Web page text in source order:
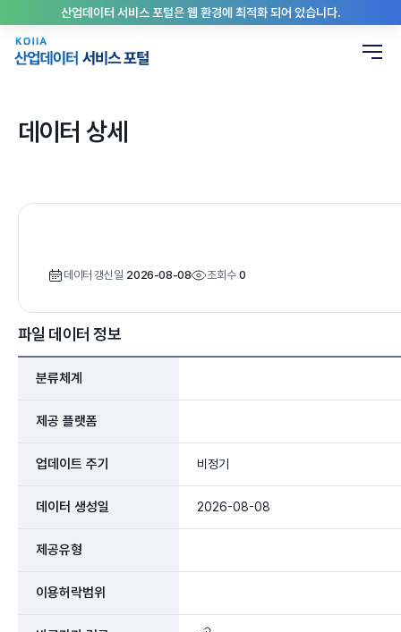
산업데이터 서비스 포털은 웹 환경에 최적화 되어 있습니다.
데이터 상세
데이터 갱신일 2026-08-08 조회수 0
파일 데이터 정보
분류체계
제공 플랫폼
업데이트 주기 비정기
데이터 생성일 2026-08-08
제공유형
이용허락범위